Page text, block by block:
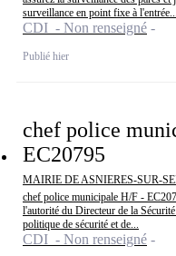
surveillance en point fixe à l'entrée...
CDI - Non renseigné
Publié hier
chef police
EC20795
MAIRIE DE ASNIERES-SUR-
chef police municipale H/F -
l'autorité du Directeur de la
politique de sécurité et de...
CDI - Non renseigné